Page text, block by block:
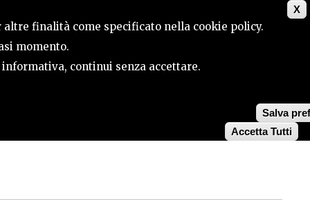
X
finalità come specificato nella cookie policy.
momento.
continui senza accettare.
Salva
Accetta Tutti
CONTACTS SEARCH